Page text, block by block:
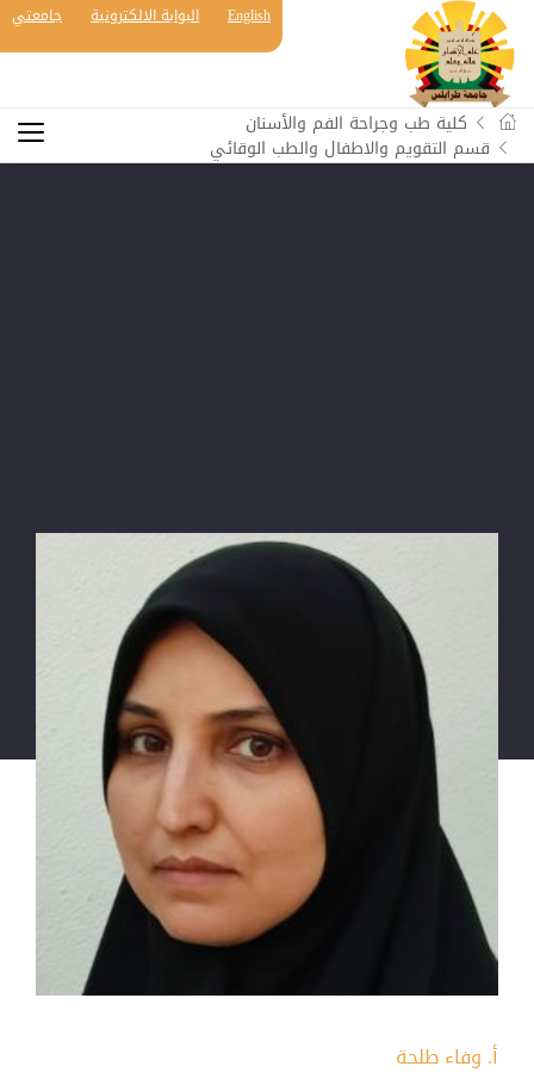
English البوابة الالكترونية جامعتي
كلية طب وجراحة الفم والأسنان
قسم التقويم والاطفال والطب الوقائي
أ. وفاء طلحة